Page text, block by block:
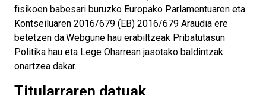
fisikoen babesari buruzko Europako Parlamentuaren eta
Kontseiluaren 2016/679 (EB) 2016/679 Araudia ere
betetzen da.Webgune hau erabiltzeak Pribatutasun
Politika hau eta Lege Oharrean jasotako baldintzak
onartzea dakar.